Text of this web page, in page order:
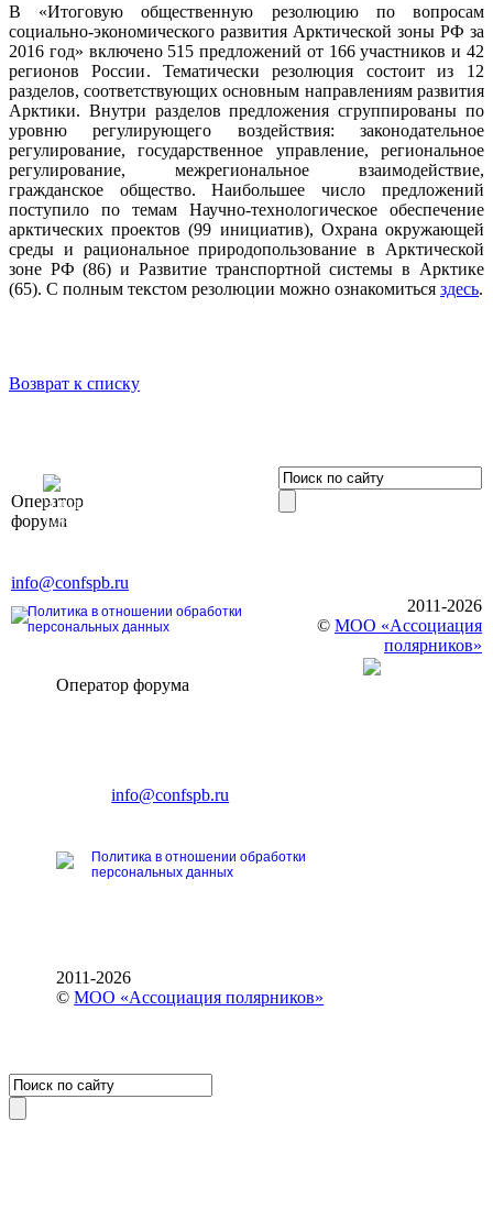
В «Итоговую общественную резолюцию по вопросам
социально-экономического развития Арктической зоны РФ за
2016 год» включено 515 предложений от 166 участников и 42
регионов России. Тематически резолюция состоит из 12
разделов, соответствующих основным направлениям развития
Арктики. Внутри разделов предложения сгруппированы по
уровню регулирующего воздействия: законодательное
регулирование, государственное управление, региональное
регулирование, межрегиональное взаимодействие,
гражданское общество. Наибольшее число предложений
поступило по темам Научно-технологическое обеспечение
арктических проектов (99 инициатив), Охрана окружающей
среды и рациональное природопользование в Арктической
зоне РФ (86) и Развитие транспортной системы в Арктике
(65). С полным текстом резолюции можно ознакомиться здесь.
Возврат к списку
Оператор
форума
Элит»
196191, г. Санкт-Петербург,
info@confspb.ru
Политика в отношении обработки
персональных данных
2011-2026
© МОО «Ассоциация
полярников»
Оператор форума
E-mail:info@confspb.ru
Политика в отношении обработки
персональных данных
2011-2026
©МОО «Ассоциация полярников»